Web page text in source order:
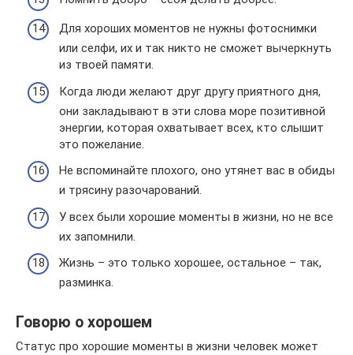
Для хороших моментов не нужны фотоснимки
или селфи, их и так никто не сможет вычеркнуть
из твоей памяти.
Когда люди желают друг другу приятного дня,
они закладывают в эти слова море позитивной
энергии, которая охватывает всех, кто слышит
это пожелание.
Не вспоминайте плохого, оно утянет вас в обиды
и трясину разочарований.
У всех были хорошие моменты в жизни, но не все
их запомнили.
Жизнь – это только хорошее, остальное – так,
разминка.
Говорю о хорошем
Статус про хорошие моменты в жизни человек может